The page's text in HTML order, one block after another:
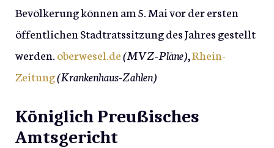
Bevölkerung können am 5. Mai vor der ersten
öffentlichen Stadtratssitzung des Jahres gestellt
werden.oberwesel.de(MVZ-Pläne),Rhein-
Zeitung(Krankenhaus-Zahlen)
Königlich Preußisches
Amtsgericht